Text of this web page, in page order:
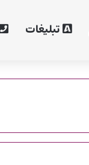
تبلیغات